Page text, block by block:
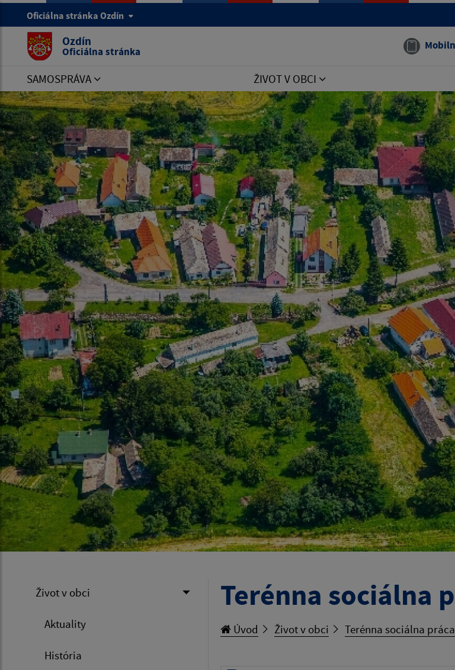
Oficiálna stránka Ozdín
Ozdín
Oficiálna stránka
SAMOSPRÁVA ŽIVOT V OBCI
Život v obci
Aktuality
História
Terénna sociálna
Úvod Život v obci Terénna sociálna práca